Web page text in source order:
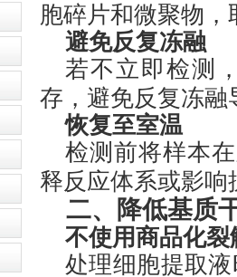
胞碎片和微聚物
避免反复冻融
若不立即检测
存‌，避免反复冻融
恢复至室温
检测前将样本
释反应体系或影响
二、降低基质
不使用商品化裂
处理细胞提取